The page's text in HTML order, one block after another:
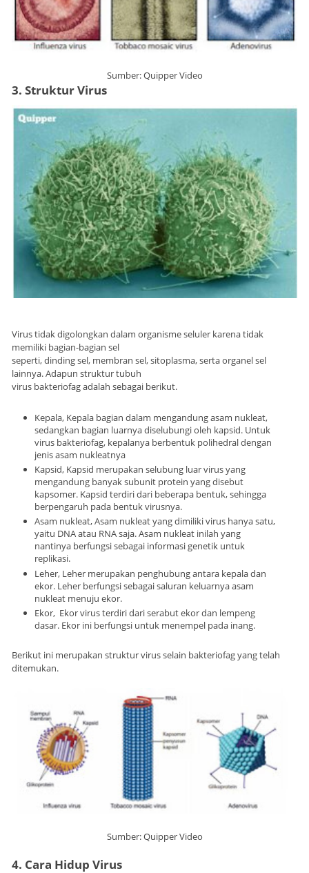
Sumber: Quipper Video
3. Struktur Virus
Virus tidak digolongkan dalam organisme seluler karena tidak
memiliki bagian-bagian sel
seperti, dinding sel, membran sel, sitoplasma, serta organel sel
lainnya. Adapun struktur tubuh
virus bakteriofag adalah sebagai berikut.
Kepala, Kepala bagian dalam mengandung asam nukleat,
sedangkan bagian luarnya diselubungi oleh kapsid. Untuk
virus bakteriofag, kepalanya berbentuk polihedral dengan
jenis asam nukleatnya
Kapsid, Kapsid merupakan selubung luar virus yang
mengandung banyak subunit protein yang disebut
kapsomer. Kapsid terdiri dari beberapa bentuk, sehingga
berpengaruh pada bentuk virusnya.
Asam nukleat, Asam nukleat yang dimiliki virus hanya satu,
yaitu DNA atau RNA saja. Asam nukleat inilah yang
nantinya berfungsi sebagai informasi genetik untuk
replikasi.
Leher, Leher merupakan penghubung antara kepala dan
ekor. Leher berfungsi sebagai saluran keluarnya asam
nukleat menuju ekor.
Ekor, Ekor virus terdiri dari serabut ekor dan lempeng
dasar. Ekor ini berfungsi untuk menempel pada inang.
Berikut ini merupakan struktur virus selain bakteriofag yang telah
ditemukan.
Sumber: Quipper Video
4. Cara Hidup Virus